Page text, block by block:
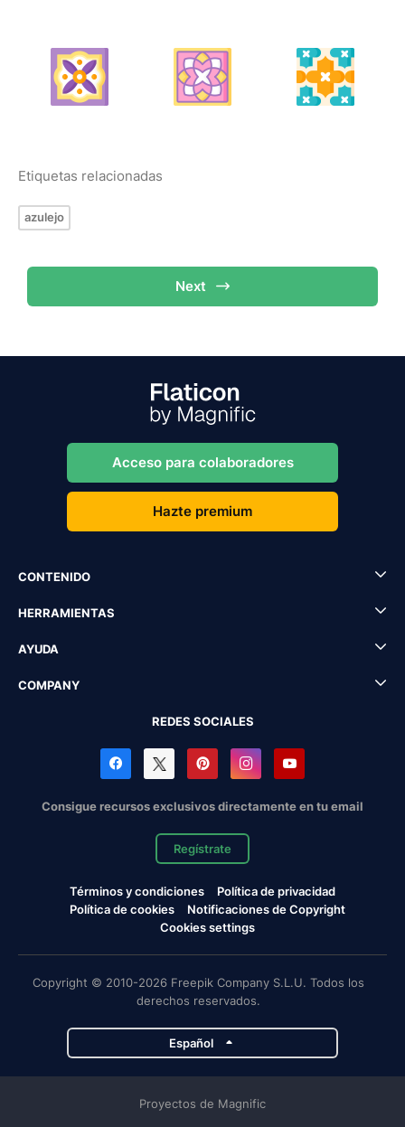
Etiquetas relacionadas
azulejo
Next
Acceso para colaboradores
Hazte premium
CONTENIDO
HERRAMIENTAS
AYUDA
COMPANY
REDES SOCIALES
Consigue recursos exclusivos directamente en tu email
Regístrate
Términos y condiciones
Política de privacidad
Política de cookies
Notificaciones de Copyright
Cookies settings
Copyright © 2010-2026 Freepik Company S.L.U. Todos los
derechos reservados.
Español
Proyectos de Magnific